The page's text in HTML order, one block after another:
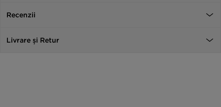
Recenzii
Livrare și Retur